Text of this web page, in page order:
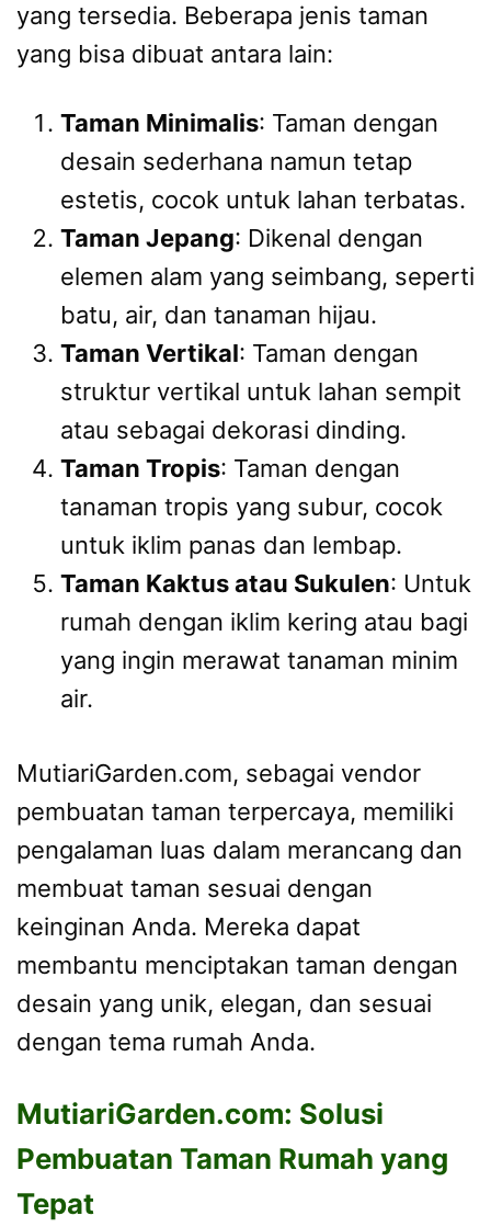
yang tersedia. Beberapa jenis taman
yang bisa dibuat antara lain:
Taman Minimalis: Taman dengan
desain sederhana namun tetap
estetis, cocok untuk lahan terbatas.
Taman Jepang: Dikenal dengan
elemen alam yang seimbang, seperti
batu, air, dan tanaman hijau.
Taman Vertikal: Taman dengan
struktur vertikal untuk lahan sempit
atau sebagai dekorasi dinding.
Taman Tropis: Taman dengan
tanaman tropis yang subur, cocok
untuk iklim panas dan lembap.
Taman Kaktus atau Sukulen: Untuk
rumah dengan iklim kering atau bagi
yang ingin merawat tanaman minim
air.
MutiariGarden.com, sebagai vendor
pembuatan taman terpercaya, memiliki
pengalaman luas dalam merancang dan
membuat taman sesuai dengan
keinginan Anda. Mereka dapat
membantu menciptakan taman dengan
desain yang unik, elegan, dan sesuai
dengan tema rumah Anda.
MutiariGarden.com: Solusi
Pembuatan Taman Rumah yang
Tepat